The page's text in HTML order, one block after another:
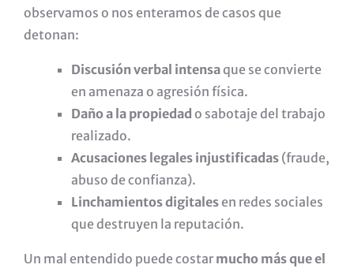
observamos o nos enteramos de casos que
detonan:
Discusión verbal intensaque se convierte
en amenaza o agresión física.
Daño a la propiedad o sabotaje del trabajo
realizado.
Acusaciones legales injustificadas (fraude,
abuso de confianza).
Linchamientos digitalesen redes sociales
que destruyen la reputación.
Un mal entendido puede costar mucho más que el